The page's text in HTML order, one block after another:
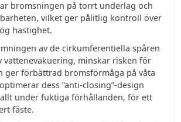
bromsningen på torrt underlag och
vilket ger pålitlig kontroll över
hastighet.
av de cirkumferentiella spåren
minskar risken för
ger förbättrad bromsförmåga på våta
dess ”anti-closing”-design
under fuktiga förhållanden, för ett
fäste.